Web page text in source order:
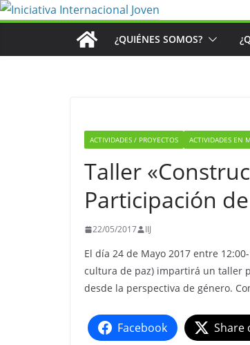
Saltar
¿QUIÉNES SOMOS?
ACTIVIDADES / PROYECTOS ACTIVIDADES EN
Taller
Participación
22/05/2017 IIJ
El día 24 de Mayo 2017 entre
cultura de paz) impartirá un taller
desde la perspectiva de género.
Facebook Share